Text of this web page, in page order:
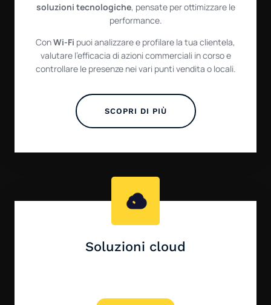
soluzioni tecnologiche, pensate per ottimizzare le
performance.
ConWi-Fi puoi analizzare e profilare la tua clientela,
valutare l’efficacia di azioni commerciali in corso e
controllare le presenze nei vari punti vendita o locali.
SCOPRI DI PIÙ
Soluzioni cloud